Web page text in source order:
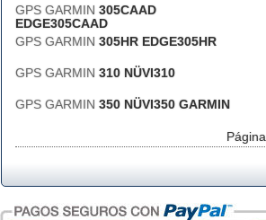
GPS GARMIN 305CAAD
EDGE305CAAD
GPS GARMIN 305HR EDGE305HR
GPS GARMIN 310 NÜVI310
GPS GARMIN 350 NÜVI350 GARMIN
Página